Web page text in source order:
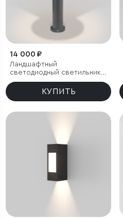
14 000 ₽
Ландшафтный
светодиодный светильник
Nimbus IP54
КУПИТЬ